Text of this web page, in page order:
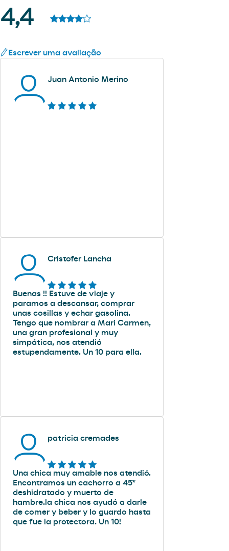
4,4
Escrever uma avaliação
Juan Antonio Merino
Cristofer Lancha
Buenas !! Estuve de viaje y
paramos a descansar, comprar
unas cosillas y echar gasolina.
Tengo que nombrar a Mari Carmen,
una gran profesional y muy
simpática, nos atendió
estupendamente. Un 10 para ella.
patricia cremades
Una chica muy amable nos atendió.
Encontramos un cachorro a 45*
deshidratado y muerto de
hambre.la chica nos ayudó a darle
de comer y beber y lo guardo hasta
que fue la protectora. Un 10!